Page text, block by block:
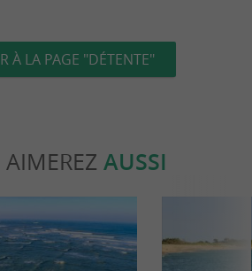
À LA PAGE "DÉTENTE"
AUSSI